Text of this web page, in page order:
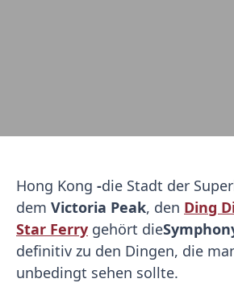
Hong Kong -die Stadt der
dem Victoria Peak, den Ding
Star Ferry gehört die
definitiv zu den Dingen, die
unbedingt sehen sollte.